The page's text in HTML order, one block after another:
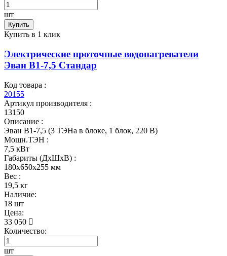
шт
Купить
Купить в 1 клик
Электрические проточные водонагреватели
Эван В1-7,5 Стандар
Код товара :
20155
Артикул производителя :
13150
Описание :
Эван В1-7,5 (3 ТЭНа в блоке, 1 блок, 220 В)
Мощн.ТЭН :
7,5 кВт
Габариты (ДхШхВ) :
180x650x255 мм
Вес :
19,5 кг
Наличие:
18 шт
Цена:
33 050
Количество:
шт